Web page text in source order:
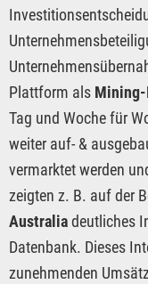
Plattform als Mining-
Tag und Woche für
weiter auf- &
vermarktet werden
zeigten z. B. auf der
Australiadeutliches
Datenbank. Dieses
zunehmenden